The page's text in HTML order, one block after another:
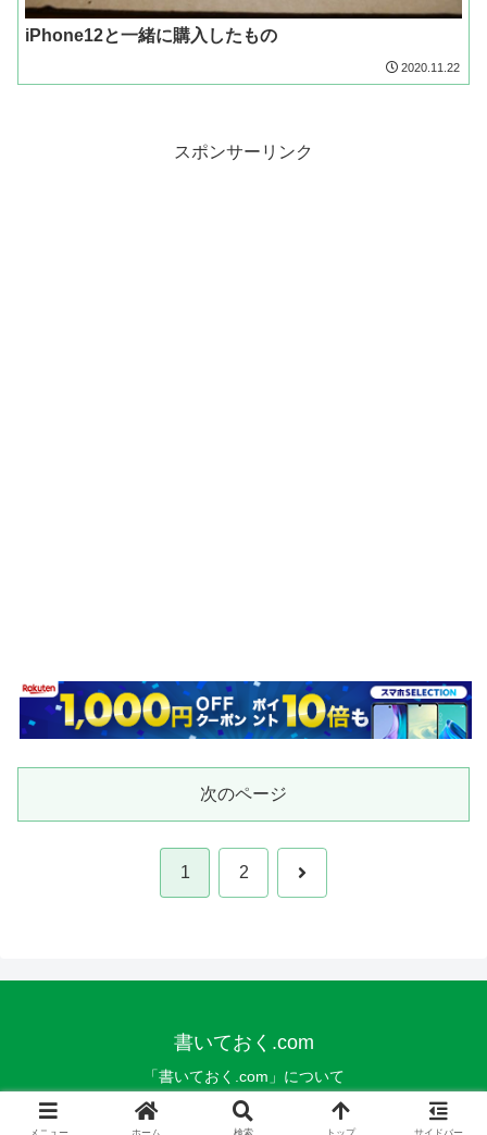
iPhone12と一緒に購入したもの
2020.11.22
スポンサーリンク
次のページ
1 2 次
書いておく.com
「書いておく.com」について
© 2019 書いておく.com.
メニュー ホーム 検索 トップ サイドバー